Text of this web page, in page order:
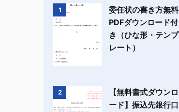
1
委任状の書き方無料
PDFダウンロード付
き（ひな形・テンプ
レート）
2
【無料書式ダウンロ
ード】振込先銀行口